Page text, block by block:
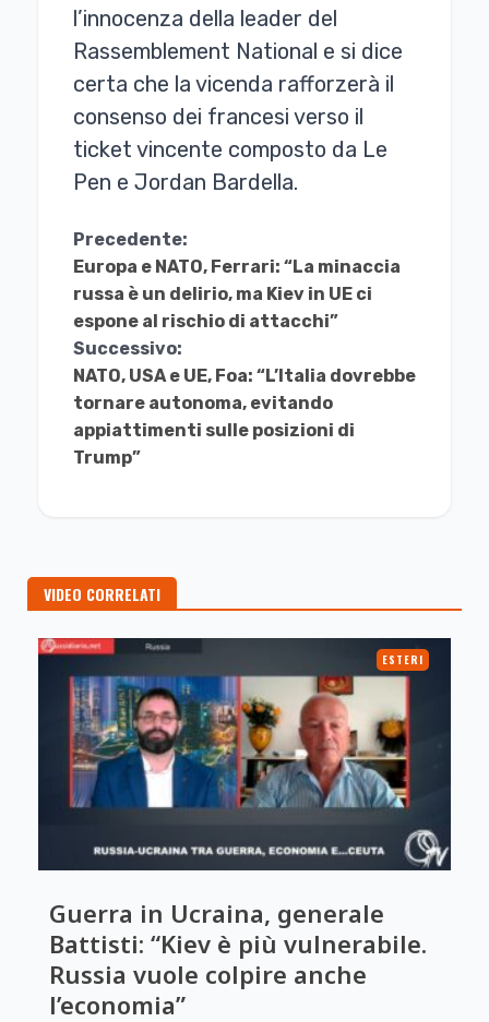
l’innocenza della leader del
Rassemblement National e si dice
certa che la vicenda rafforzerà il
consenso dei francesi verso il
ticket vincente composto da Le
Pen e Jordan Bardella.
Continua
a
Leggere
Precedente:
Europa e NATO, Ferrari: “La minaccia
russa è un delirio, ma Kiev in UE ci
espone al rischio di attacchi”
Successivo:
NATO, USA e UE, Foa: “L’Italia dovrebbe
tornare autonoma, evitando
appiattimenti sulle posizioni di
Trump”
VIDEO CORRELATI
ESTERI
Guerra in Ucraina, generale
Battisti: “Kiev è più vulnerabile.
Russia vuole colpire anche
l’economia”